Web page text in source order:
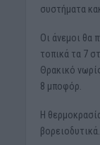
συστήματα
Οι άνεμοι θα
τοπικά τα 7
Θρακικό
8 μποφόρ.
Η